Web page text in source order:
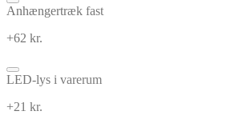
Anhængertræk fast
+62 kr.
LED-lys i varerum
+21 kr.